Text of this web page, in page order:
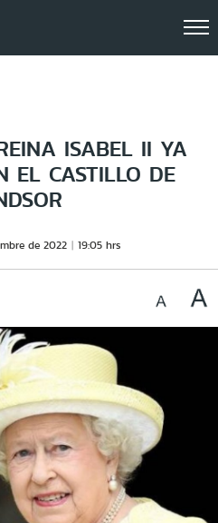
ISABEL II YA
EL CASTILLO DE
de 2022 19:05 hrs